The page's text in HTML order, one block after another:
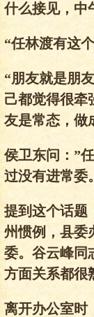
什么接见，中
“任林渡有这
“朋友就是朋
己都觉得很牵
友是常态，做
侯卫东问：”
过没有进常委
提到这个话题
州惯例，县委
委。谷云峰同
方面关系都很
离开办公室时